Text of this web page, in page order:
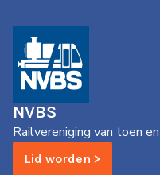
NVBS
Railvereniging van toen
Lid worden >